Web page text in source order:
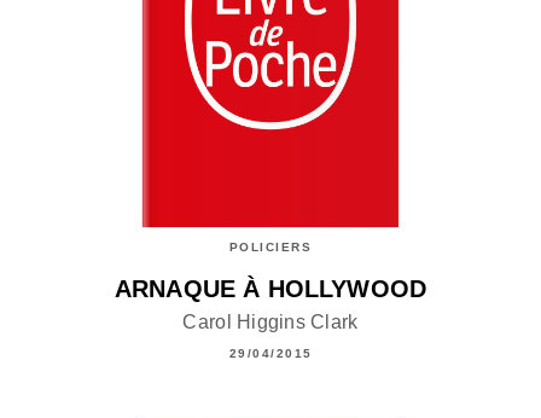
POLICIERS
ARNAQUE À HOLLYWOOD
Carol Higgins Clark
29/04/2015